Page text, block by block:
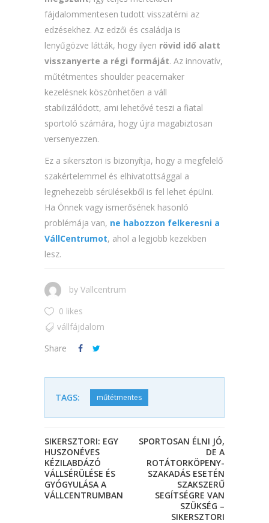
fájdalommentesen tudott visszatérni az
edzésekhez. Az edzői és családja is
lenyűgözve látták, hogy ilyen rövid idő alatt
visszanyerte a régi formáját. Az innovatív,
műtétmentes shoulder peacemaker
kezelésnek köszönhetően a váll
stabilizálódott, ami lehetővé teszi a fiatal
sportoló számára, hogy újra magabiztosan
versenyezzen.
Ez a sikersztori is bizonyítja, hogy a megfelelő
szakértelemmel és elhivatottsággal a
legnehezebb sérülésekből is fel lehet épülni.
Ha Önnek vagy ismerősének hasonló
problémája van, ne habozzon felkeresni a
VállCentrumot, ahol a legjobb kezekben
lesz.
by Vallcentrum
0 likes
vállfájdalom
Share
TAGS: műtétmentes
SIKERSZTORI: EGY
HUSZONÉVES
KÉZILABDÁZÓ
VÁLLSÉRÜLÉSE ÉS
GYÓGYULÁSA A
VÁLLCENTRUMBAN
SPORTOSAN ÉLNI JÓ,
DE A
ROTÁTORKÖPENY-
SZAKADÁS ESETÉN
SZAKSZERŰ
SEGÍTSÉGRE VAN
SZÜKSÉG –
SIKERSZTORI